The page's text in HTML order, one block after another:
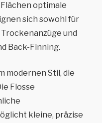
optimale
sich sowohl für
und
Back-Finning.
modernen Stil, die
Flosse
kleine, präzise